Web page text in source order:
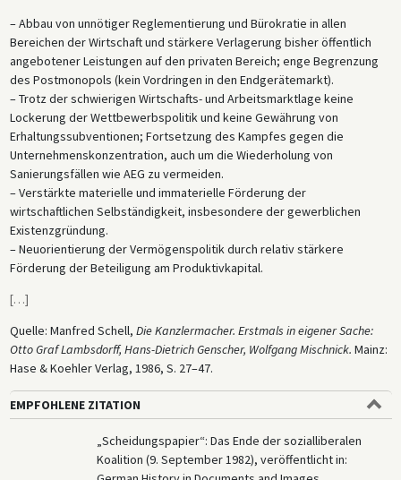
– Abbau von unnötiger Reglementierung und Bürokratie in allen
Bereichen der Wirtschaft und stärkere Verlagerung bisher öffentlich
angebotener Leistungen auf den privaten Bereich; enge Begrenzung
des Postmonopols (kein Vordringen in den Endgerätemarkt).
– Trotz der schwierigen Wirtschafts- und Arbeitsmarktlage keine
Lockerung der Wettbewerbspolitik und keine Gewährung von
Erhaltungssubventionen; Fortsetzung des Kampfes gegen die
Unternehmenskonzentration, auch um die Wiederholung von
Sanierungsfällen wie AEG zu vermeiden.
– Verstärkte materielle und immaterielle Förderung der
wirtschaftlichen Selbständigkeit, insbesondere der gewerblichen
Existenzgründung.
– Neuorientierung der Vermögenspolitik durch relativ stärkere
Förderung der Beteiligung am Produktivkapital.
[…]
Quelle: Manfred Schell, Die Kanzlermacher. Erstmals in eigener Sache:
Otto Graf Lambsdorff, Hans-Dietrich Genscher, Wolfgang Mischnick. Mainz:
Hase & Koehler Verlag, 1986, S. 27–47.
EMPFOHLENE ZITATION
„Scheidungspapier“: Das Ende der sozialliberalen
Koalition (9. September 1982), veröffentlicht in: